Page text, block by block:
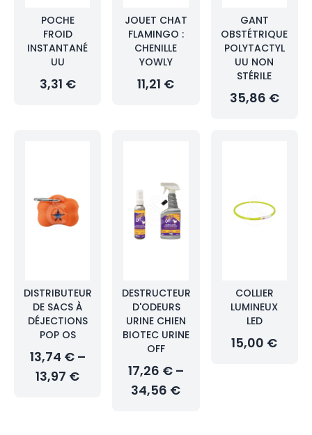
POCHE
FROID
INSTANTANÉ
UU
3,31 €
JOUET CHAT
FLAMINGO :
CHENILLE
YOWLY
11,21 €
GANT
OBSTÉTRIQUE
POLYTACTYL
UU NON
STÉRILE
35,86 €
DISTRIBUTEUR
DE SACS À
DÉJECTIONS
POP OS
13,74 € –
13,97 €
DESTRUCTEUR
D'ODEURS
URINE CHIEN
BIOTEC URINE
OFF
17,26 € –
34,56 €
COLLIER
LUMINEUX
LED
15,00 €